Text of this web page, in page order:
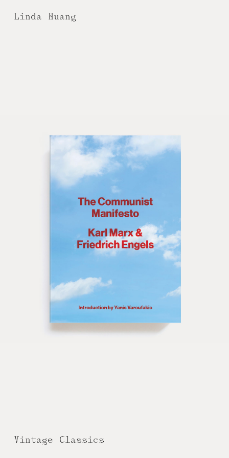
Linda Huang
Vintage Classics